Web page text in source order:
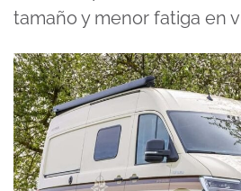
tamaño y menor fatiga en